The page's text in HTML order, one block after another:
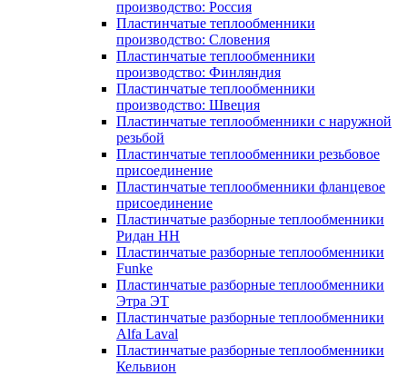
производство: Россия
Пластинчатые теплообменники
производство: Словения
Пластинчатые теплообменники
производство: Финляндия
Пластинчатые теплообменники
производство: Швеция
Пластинчатые теплообменники с наружной
резьбой
Пластинчатые теплообменники резьбовое
присоединение
Пластинчатые теплообменники фланцевое
присоединение
Пластинчатые разборные теплообменники
Ридан НН
Пластинчатые разборные теплообменники
Funke
Пластинчатые разборные теплообменники
Этра ЭТ
Пластинчатые разборные теплообменники
Alfa Laval
Пластинчатые разборные теплообменники
Кельвион